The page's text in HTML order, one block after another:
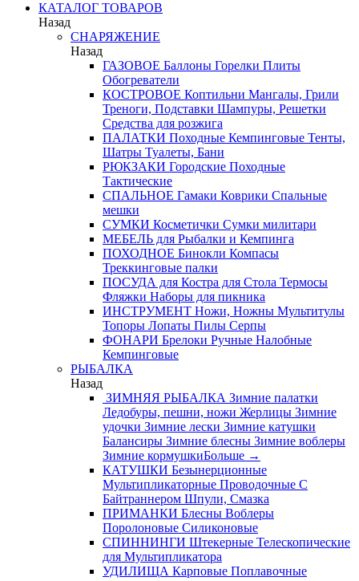
КАТАЛОГ ТОВАРОВ
Назад
СНАРЯЖЕНИЕ
Назад
ГАЗОВОЕ Баллоны Горелки Плиты
Обогреватели
КОСТРОВОЕ Коптильни Мангалы, Грили
Треноги, Подставки Шампуры, Решетки
Средства для розжига
ПАЛАТКИ Походные Кемпинговые Тенты,
Шатры Туалеты, Бани
РЮКЗАКИ Городские Походные
Тактические
СПАЛЬНОЕ Гамаки Коврики Спальные
мешки
СУМКИ Косметички Сумки милитари
МЕБЕЛЬ для Рыбалки и Кемпинга
ПОХОДНОЕ Бинокли Компасы
Треккинговые палки
ПОСУДА для Костра для Стола Термосы
Фляжки Наборы для пикника
ИНСТРУМЕНТ Ножи, Ножны Мультитулы
Топоры Лопаты Пилы Серпы
ФОНАРИ Брелоки Ручные Налобные
Кемпинговые
РЫБАЛКА
Назад
ЗИМНЯЯ РЫБАЛКА Зимние палатки
Ледобуры, пешни, ножи Жерлицы Зимние
удочки Зимние лески Зимние катушки
Балансиры Зимние блесны Зимние воблеры
Зимние кормушкиБольше →
КАТУШКИ Безынерционные
Мультипликаторные Проводочные С
Байтраннером Шпули, Смазка
ПРИМАНКИ Блесны Воблеры
Поролоновые Силиконовые
СПИННИНГИ Штекерные Телескопические
для Мультипликатора
УДИЛИЩА Карповые Поплавочные